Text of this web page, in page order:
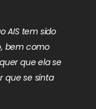
AIS tem sido
bem como
que ela se
que se sinta